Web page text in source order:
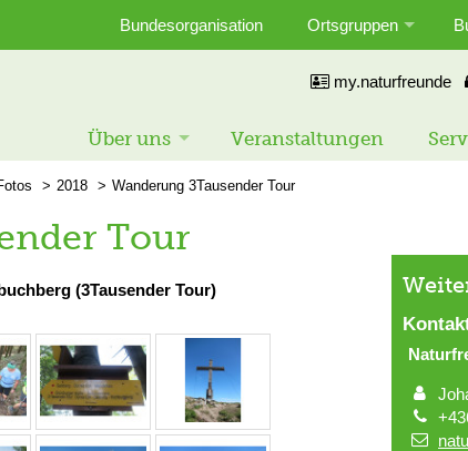
Bundesorganisation Ortsgruppen
my.naturfreunde
Über uns Veranstaltungen
2018 Wanderung 3Tausender Tour
Tour
(3Tausender Tour)